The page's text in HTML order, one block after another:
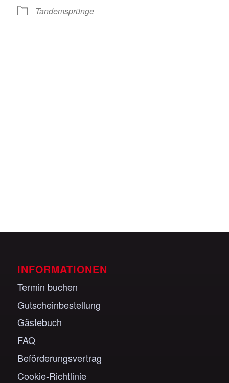
Tandemsprünge
INFORMATIONEN
Termin buchen
Gutscheinbestellung
Gästebuch
FAQ
Beförderungsvertrag
Cookie-Richtlinie